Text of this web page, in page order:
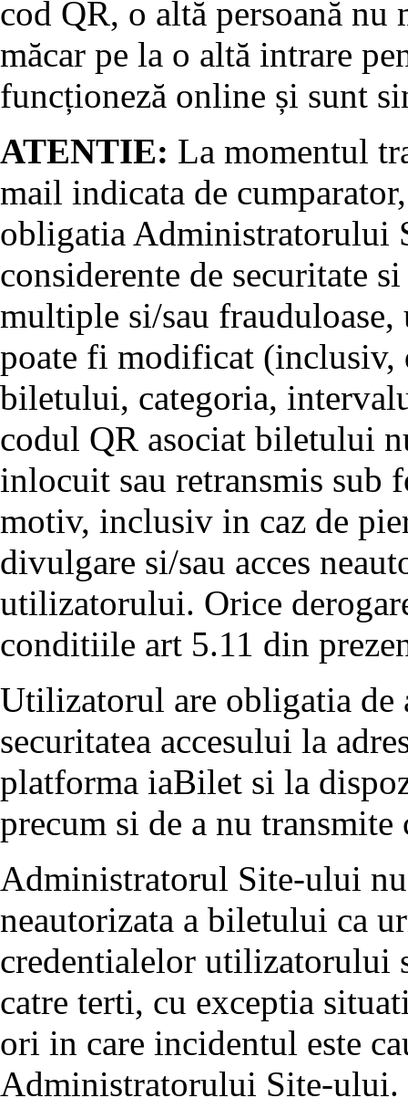
cod QR, o altă persoană nu
măcar pe la o altă intrare
funcționeză online și sunt
ATENTIE: La momentul
mail indicata de
obligatia Administratorului
considerente de securitate
multiple si/sau
poate fi modificat (inclusiv,
biletului, categoria,
codul QR asociat biletului
inlocuit sau retransmis sub
motiv, inclusiv in caz de
divulgare si/sau acces
utilizatorului. Orice
conditiile art 5.11 din
Utilizatorul are obligatia de
securitatea accesului la
platforma iaBilet si la
precum si de a nu
Administratorul Site-ului
neautorizata a biletului ca
credentialelor utilizatorului
catre terti, cu exceptia
ori in care incidentul este
Administratorului Site-ului.